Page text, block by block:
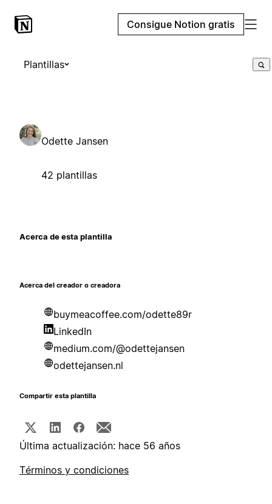
Consigue Notion gratis
Plantillas
Odette Jansen
42 plantillas
Acerca de esta plantilla
Acerca del creador o creadora
buymeacoffee.com/odette89r
LinkedIn
medium.com/@odettejansen
odettejansen.nl
Compartir esta plantilla
Última actualización: hace 56 años
Términos y condiciones